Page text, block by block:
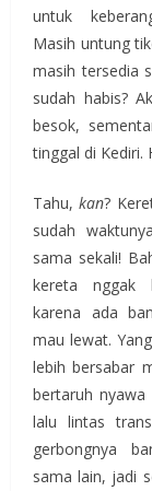
untuk
Masih untung
masih tersedia
sudah habis?
besok,
tinggal di Kediri.
Tahu,kan?
sudah
sama sekali!
kereta nggak
karena ada
mau lewat.
lebih bersabar
bertaruh
lalu lintas
gerbongnya
sama lain, jadi